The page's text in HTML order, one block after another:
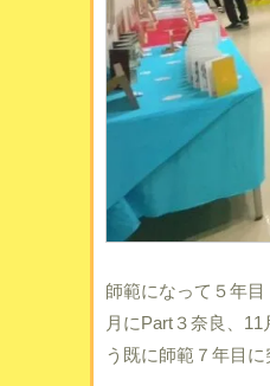
師範になって５年
月にPart３奈良、
う既に師範７年目に